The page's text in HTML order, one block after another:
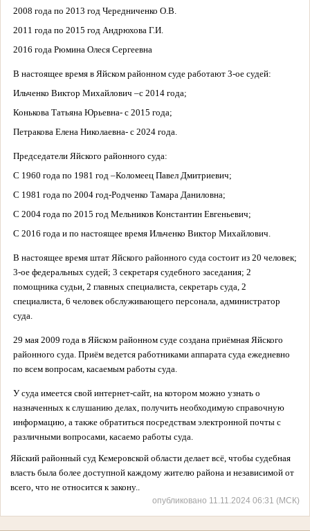
2008 года по 2013 год Чередниченко О.В.
2011 года по 2015 год Андрюхова Г.И.
2016 года Рюмина Олеся Сергеевна
В настоящее время в Яйском районном суде работают 3-ое судей:
Ильченко Виктор Михайлович –с 2014 года;
Конькова Татьяна Юрьевна- с 2015 года;
Петракова Елена Николаевна- с 2024 года.
Председатели Яйского районного суда:
С 1960 года по 1981 год –Коломеец Павел Дмитриевич;
С 1981 года по 2004 год-Родченко Тамара Даниловна;
С 2004 года по 2015 год Мельников Константин Евгеньевич;
С 2016 года и по настоящее время Ильченко Виктор Михайлович.
В настоящее время штат Яйского районного суда состоит из 20 человек;
3-ое федеральных судей; 3 секретаря судебного заседания; 2
помощника судьи, 2 главных специалиста, секретарь суда, 2
специалиста, 6 человек обслуживающего персонала, администратор
суда.
29 мая 2009 года в Яйском районном суде создана приёмная Яйского
районного суда. Приём ведется работниками аппарата суда ежедневно
по всем вопросам, касаемым работы суда.
У суда имеется свой интернет-сайт, на котором можно узнать о
назначенных к слушанию делах, получить необходимую справочную
информацию, а также обратиться посредствам электронной почты с
различными вопросами, касаемо работы суда.
Яйский районный суд Кемеровской области делает всё, чтобы судебная
власть была более доступной каждому жителю района и независимой от
всего, что не относится к закону..
опубликовано 11.11.2024 06:31 (МСК)